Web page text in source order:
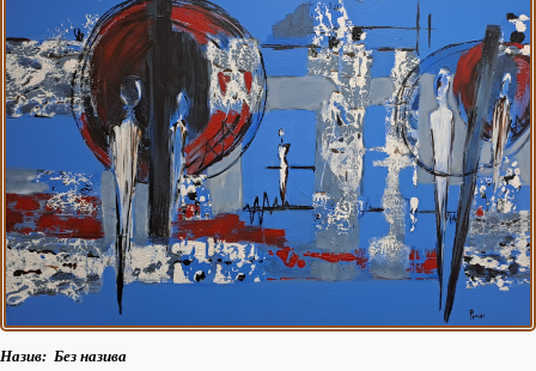
Назив: Без назива